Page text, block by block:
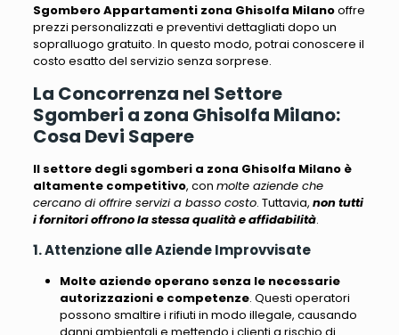
Sgombero Appartamenti zona Ghisolfa Milanooffre
prezzi personalizzati e preventivi dettagliati dopo un
sopralluogo gratuito. In questo modo, potrai conoscere il
costo esatto del servizio senza sorprese.
La Concorrenza nel Settore
Sgomberi a zona Ghisolfa Milano:
Cosa Devi Sapere
Il settore degli sgomberi a zona Ghisolfa Milano è
altamente competitivo, con molte aziende che
cercano di offrire servizi a basso costo. Tuttavia, non tutti
i fornitori offrono la stessa qualità e affidabilità.
1. Attenzione alle Aziende Improvvisate
Molte aziende operano senza le necessarie
autorizzazioni e competenze. Questi operatori
possono smaltire i rifiuti in modo illegale, causando